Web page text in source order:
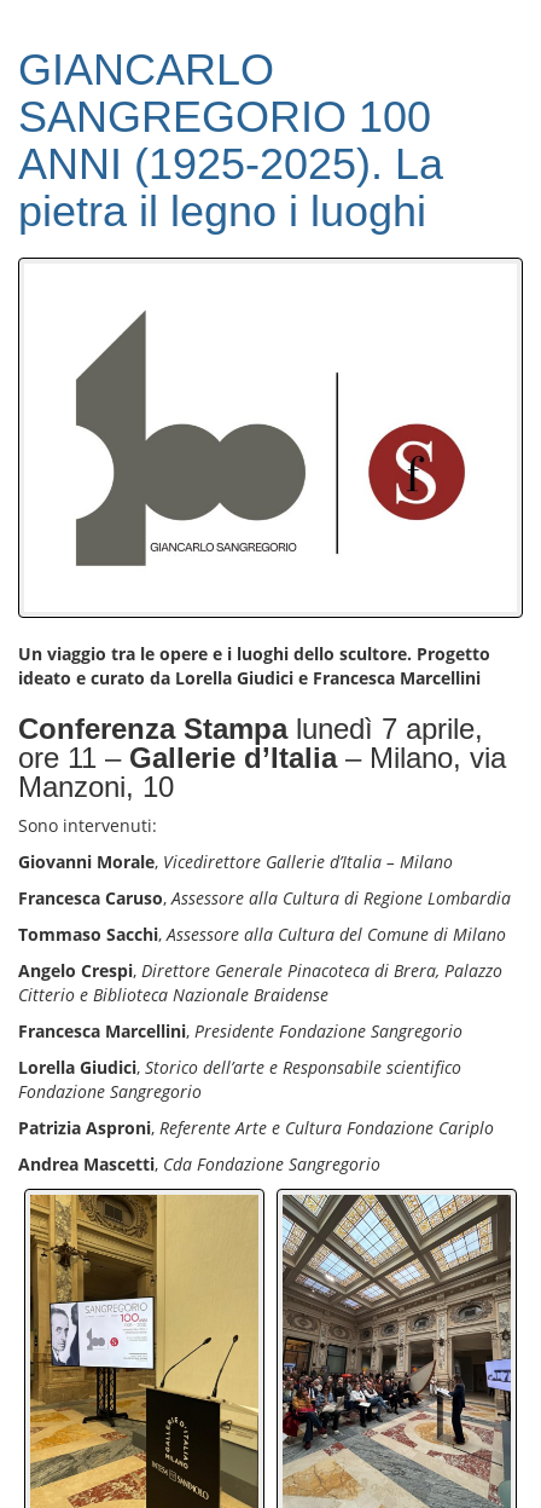
GIANCARLO
SANGREGORIO 100
ANNI (1925-2025). La
pietra il legno i luoghi
Un viaggio tra le opere e i luoghi dello scultore. Progetto
ideato e curato da Lorella Giudici e Francesca Marcellini
Conferenza Stampalunedì 7 aprile,
ore 11 – Gallerie d’Italia– Milano, via
Manzoni, 10
Sono intervenuti:
Giovanni Morale, Vicedirettore Gallerie d’Italia – Milano
Francesca Caruso,Assessore alla Cultura di Regione Lombardia
Tommaso Sacchi,Assessore alla Cultura del Comune di Milano
Angelo Crespi, Direttore Generale Pinacoteca di Brera, Palazzo
Citterio e Biblioteca Nazionale Braidense
Francesca Marcellini, Presidente Fondazione Sangregorio
Lorella Giudici, Storico dell’arte e Responsabile scientifico
Fondazione Sangregorio
Patrizia Asproni, Referente Arte e Cultura Fondazione Cariplo
Andrea Mascetti, Cda Fondazione Sangregorio